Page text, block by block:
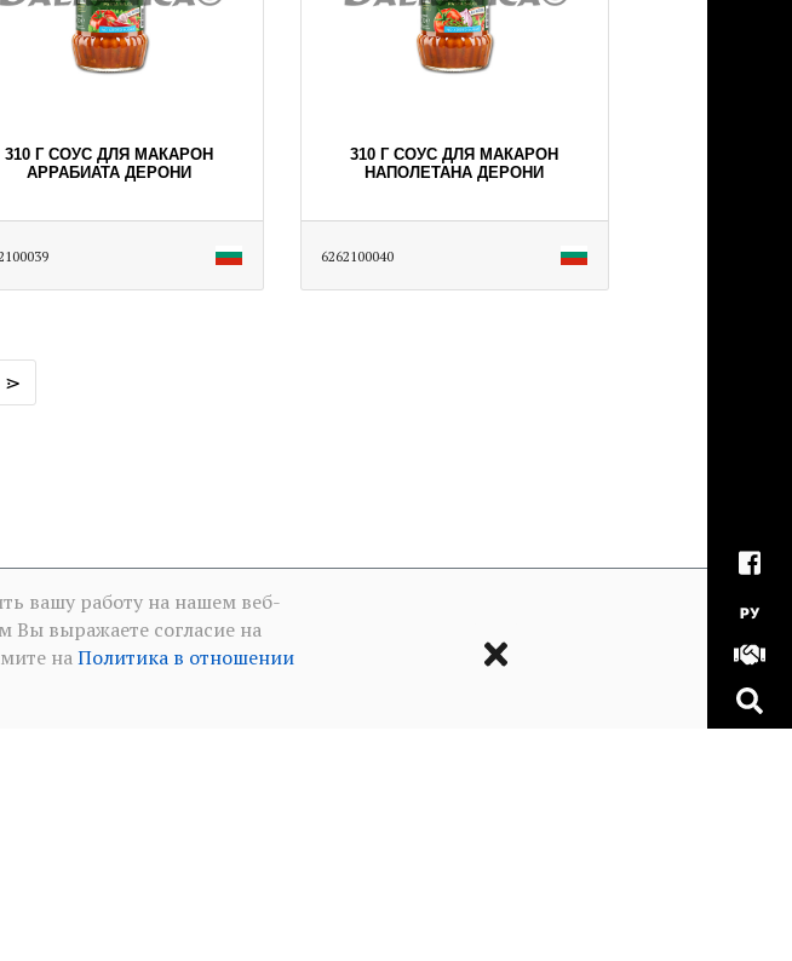
РУ
310 Г СОУС ДЛЯ МАКАРОН
АРРАБИАТА ДЕРОНИ
310 Г СОУС ДЛЯ МАКАРОН
НАПОЛЕТАНА ДЕРОНИ
6262100040
⋗
вашу работу на нашем веб-
Вы выражаете согласие на
наПолитика в отношении